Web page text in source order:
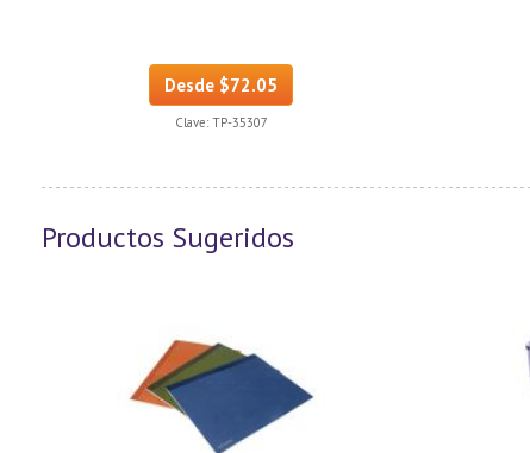
Desde $72.05
Clave: TP-35307
Productos Sugeridos